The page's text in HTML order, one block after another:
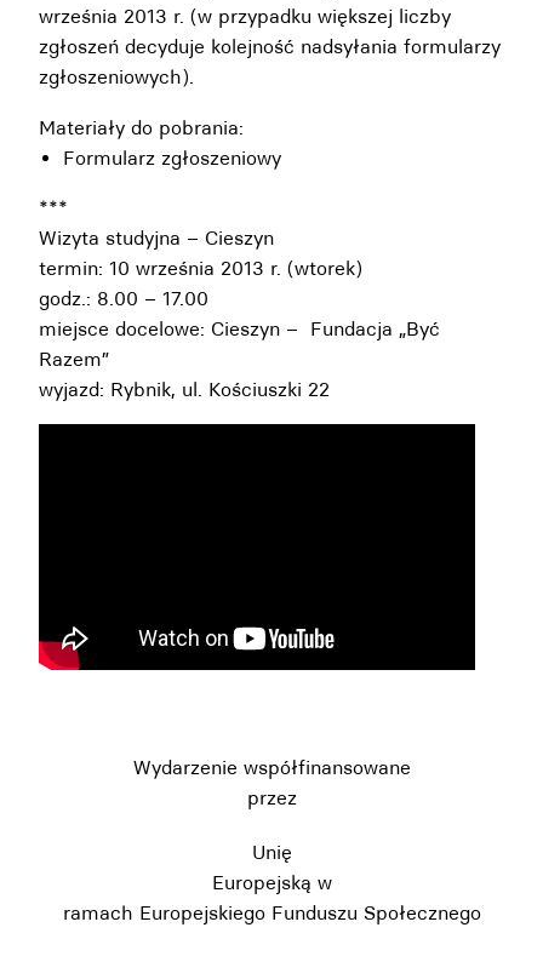
września 2013 r. (w przypadku większej liczby
zgłoszeń decyduje kolejność nadsyłania formularzy
zgłoszeniowych).
Materiały do pobrania:
Formularz zgłoszeniowy
***
Wizyta studyjna – Cieszyn
termin: 10 września 2013 r. (wtorek)
godz.: 8.00 – 17.00
miejsce docelowe: Cieszyn – Fundacja „Być
Razem”
wyjazd: Rybnik, ul. Kościuszki 22
Wydarzenie współfinansowane
przez
Unię
Europejską w
ramach Europejskiego Funduszu Społecznego